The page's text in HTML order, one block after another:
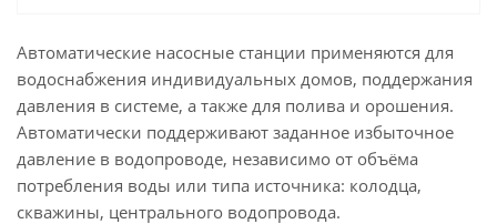
Автоматические насосные станции применяются для
водоснабжения индивидуальных домов, поддержания
давления в системе, а также для полива и орошения.
Автоматически поддерживают заданное избыточное
давление в водопроводе, независимо от объёма
потребления воды или типа источника: колодца,
скважины, центрального водопровода.